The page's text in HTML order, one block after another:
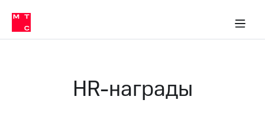
Медиа-центр
и акционерам
Устойчивое развитие
Комплаенс и деловая этика
компании
Карьера
в МТСHR-награды